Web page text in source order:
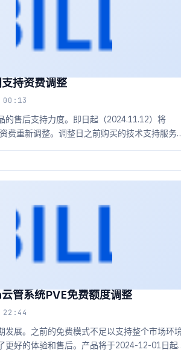
持资费调整
的售后支持力度。即日起（2024.11.12）将
费重新调整。调整日之前购买的技术支持服务
管系统PVE免费额度调整
发展。之前的免费模式不足以支持整个市场环
更好的体验和售后。产品将于2024-12-01日起